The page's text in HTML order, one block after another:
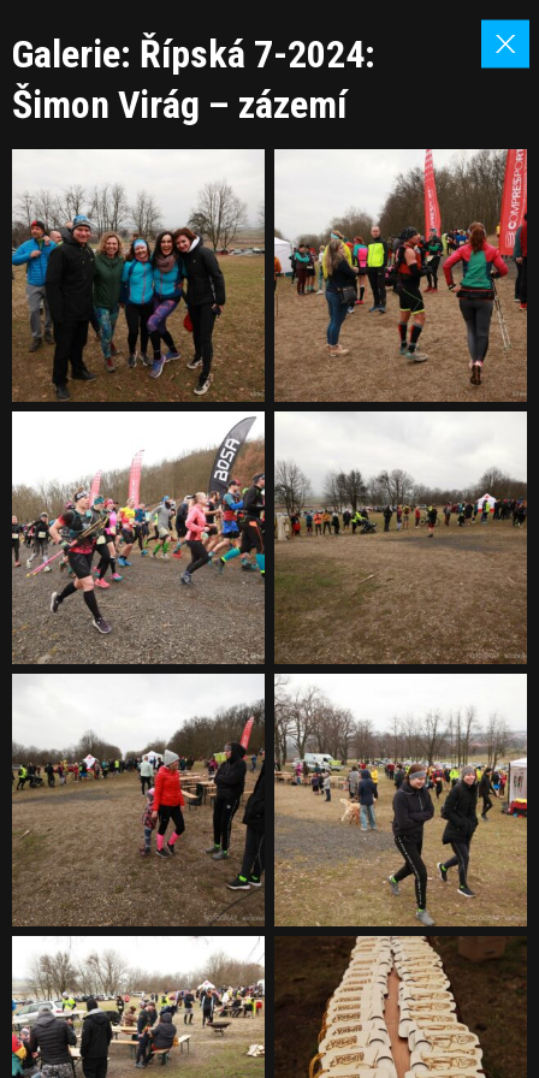
Galerie: Řípská 7-2024:
Šimon Virág – zázemí